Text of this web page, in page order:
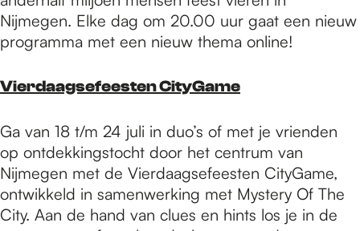
Nijmegen. Elke dag om 20.00 uur gaat een nieuw
programma met een nieuw thema online!
Vierdaagsefeesten CityGame
Ga van 18 t/m 24 juli in duo’s of met je vrienden
op ontdekkingstocht door het centrum van
Nijmegen met de Vierdaagsefeesten CityGame,
ontwikkeld in samenwerking met Mystery Of The
City. Aan de hand van clues en hints los je in de